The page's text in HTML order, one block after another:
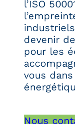
l’ISO
devenir
pour les
vous
Nous